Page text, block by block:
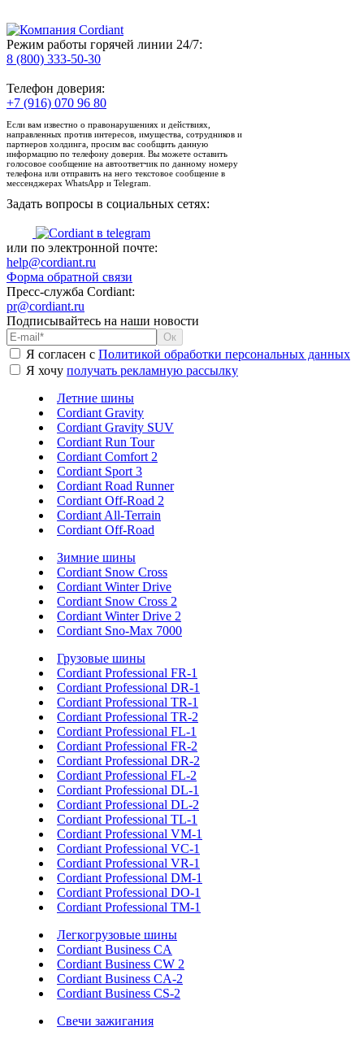
Режим работы горячей линии 24/7:
8 (800) 333-50-30
Телефон доверия:
+7 (916) 070 96 80
Если вам известно о правонарушениях и действиях,
направленных против интересов, имущества, сотрудников и
партнеров холдинга, просим вас сообщить данную
информацию по телефону доверия. Вы можете оставить
голосовое сообщение на автоответчик по данному номеру
телефона или отправить на него текстовое сообщение в
мессенджерах WhatsApp и Telegram.
Задать вопросы в социальных сетях:
или по электронной почте:
help@cordiant.ru
Форма обратной связи
Пресс-служба Cordiant:
pr@cordiant.ru
Подписывайтесь на наши новости
Я согласен с Политикой обработки персональных данных
Я хочу получать рекламную рассылку
Летние шины
Cordiant Gravity
Cordiant Gravity SUV
Cordiant Run Tour
Cordiant Comfort 2
Cordiant Sport 3
Cordiant Road Runner
Cordiant Off-Road 2
Cordiant All-Terrain
Cordiant Off-Road
Зимние шины
Cordiant Snow Cross
Cordiant Winter Drive
Cordiant Snow Cross 2
Cordiant Winter Drive 2
Cordiant Sno-Max 7000
Грузовые шины
Cordiant Professional FR-1
Cordiant Professional DR-1
Cordiant Professional TR-1
Cordiant Professional TR-2
Cordiant Professional FL-1
Cordiant Professional FR-2
Cordiant Professional DR-2
Cordiant Professional FL-2
Cordiant Professional DL-1
Cordiant Professional DL-2
Cordiant Professional TL-1
Cordiant Professional VM-1
Cordiant Professional VC-1
Cordiant Professional VR-1
Cordiant Professional DM-1
Cordiant Professional DO-1
Cordiant Professional TM-1
Легкогрузовые шины
Cordiant Business CA
Cordiant Business CW 2
Cordiant Business CA-2
Cordiant Business CS-2
Свечи зажигания